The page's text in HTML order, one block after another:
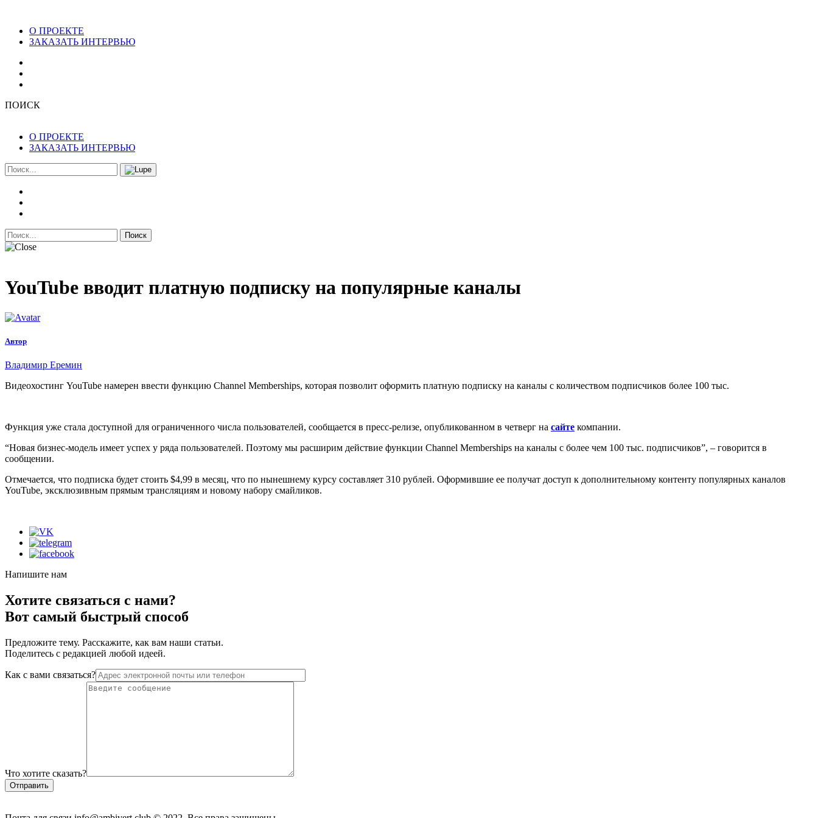
О ПРОЕКТЕ
ЗАКАЗАТЬ ИНТЕРВЬЮ
ПОИСК
О ПРОЕКТЕ
ЗАКАЗАТЬ ИНТЕРВЬЮ
Поиск
YouTube вводит платную подписку на популярные каналы
Автор
Владимир Еремин
Видеохостинг YouTube намерен ввести функцию Channel Memberships, которая позволит оформить платную подписку на каналы с количеством подписчиков более 100 тыс.
Функция уже стала доступной для ограниченного числа пользователей, сообщается в пресс-релизе, опубликованном в четверг на сайте компании.
“Новая бизнес-модель имеет успех у ряда пользователей. Поэтому мы расширим действие функции Channel Memberships на каналы с более чем 100 тыс. подписчиков”, – говорится в
сообщении.
Отмечается, что подписка будет стоить $4,99 в месяц, что по нынешнему курсу составляет 310 рублей. Оформившие ее получат доступ к дополнительному контенту популярных каналов
YouTube, эксклюзивным прямым трансляциям и новому набору смайликов.
Напишите нам
Хотите связаться с нами?
Вот самый быстрый способ
Предложите тему. Расскажите, как вам наши статьи.
Поделитесь с редакцией любой идеей.
Как с вами связаться?
Что хотите сказать?